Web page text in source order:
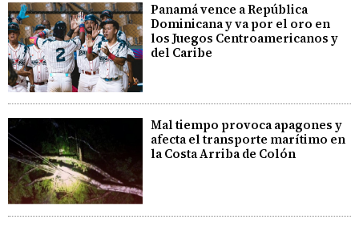
Panamá vence a República
Dominicana y va por el oro en
los Juegos Centroamericanos y
del Caribe
Mal tiempo provoca apagones y
afecta el transporte marítimo en
la Costa Arriba de Colón